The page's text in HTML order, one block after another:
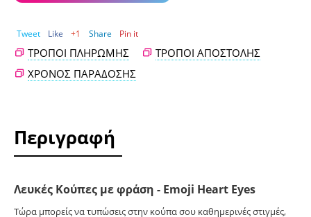
Tweet Like +1 Share Pin it
ΤΡΌΠΟΙ ΠΛΗΡΩΜΉΣ
ΤΡΌΠΟΙ ΑΠΟΣΤΟΛΉΣ
ΧΡΌΝΟΣ ΠΑΡΆΔΟΣΗΣ
Περιγραφή
Λευκές Κούπες με φράση - Emoji Heart Eyes
Τώρα μπορείς να τυπώσεις στην κούπα σου καθημερινές στιγμές,